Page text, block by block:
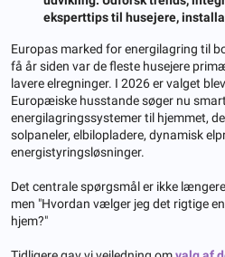
eksperttips til husejere,
Europas marked for energilagring til
få år siden var de fleste husejere
lavere elregninger. I 2026 er valget
Europæiske husstande søger nu
energilagringssystemer til hjemmet,
solpaneler, elbilopladere, dynamisk
energistyringsløsninger.
Det centrale spørgsmål er ikke
men "Hvordan vælger jeg det rigtige
hjem?"